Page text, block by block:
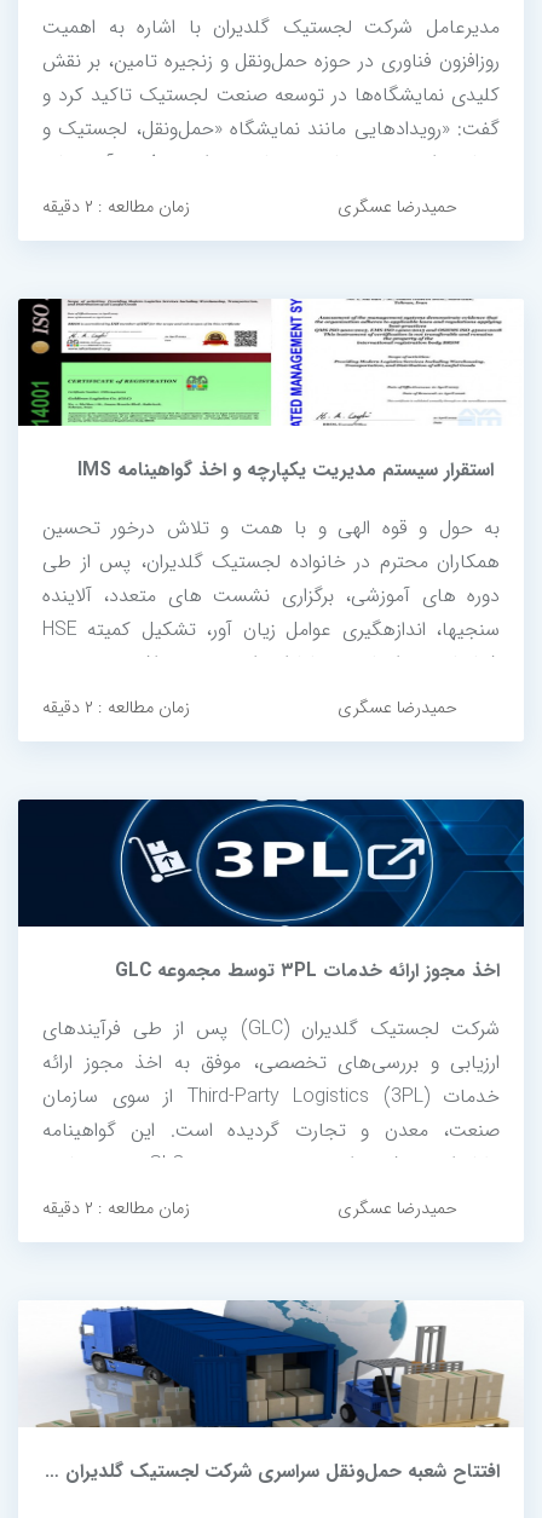
مدیرعامل شرکت لجستیک گلدیران با اشاره به اهمیت
روزافزون فناوری در حوزه حمل‌ونقل و زنجیره تامین، بر نقش
کلیدی نمایشگاه‌ها در توسعه صنعت لجستیک تاکید کرد و
گفت: «رویدادهایی مانند نمایشگاه «حمل‌ونقل، لجستیک و
صنایع وابسته» نه‌تنها بستر مناسبی برای معرفی نوآوری‌ها و
تبادل تجربه فراهم می‌کنند، بلکه به ایجاد شبکه‌های
حمیدرضا عسگری زمان مطالعه : ۲ دقیقه
استقرار سیستم مدیریت یکپارچه و اخذ گواهینامه IMS
به حول و قوه الهی و با همت و تلاش درخور تحسین
همکاران محترم در خانواده لجستیک گلدیران، پس از طی
دوره های آموزشی، برگزاری نشست های متعدد، آلاینده
سنجی­ها، اندازه­گیری عوامل زیان آور، تشکیل کمیته HSE
شناسایی و ارزیابی مخاطرات ایمنی و بهداشتی در زمینه
الزامات سیستم مدیریت ایمنی و بهداشت استاندارد بین
حمیدرضا عسگری زمان مطالعه : ۲ دقیقه
اخذ مجوز ارائه خدمات ۳PL توسط مجموعه GLC
شرکت لجستیک گلدیران (GLC) پس از طی فرآیندهای
ارزیابی و بررسی‌های تخصصی، موفق به اخذ مجوز ارائه
خدمات Third-Party Logistics (3PL) از سوی سازمان
صنعت، معدن و تجارت گردیده است. این گواهینامه
استانداردهای ملی و بین‌المللی در ارائه خدمات لجستیکی
حمیدرضا عسگری زمان مطالعه : ۲ دقیقه
افتتاح شعبه حمل‌ونقل سراسری شرکت لجستیک گلدیران در قزوین